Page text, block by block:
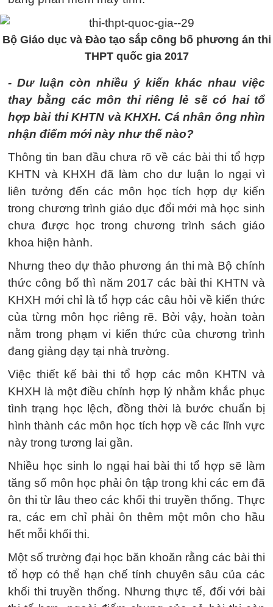
Bộ Giáo dục và Đào tạo sắp công bố phương án thi
THPT quốc gia 2017
- Dư luận còn nhiều ý kiến khác nhau việc
thay bằng các môn thi riêng lẻ sẽ có hai tổ
hợp bài thi KHTN và KHXH. Cá nhân ông nhìn
nhận điểm mới này như thế nào?
Thông tin ban đầu chưa rõ về các bài thi tổ hợp
KHTN và KHXH đã làm cho dư luận lo ngại vì
liên tưởng đến các môn học tích hợp dự kiến
trong chương trình giáo dục đổi mới mà học sinh
chưa được học trong chương trình sách giáo
khoa hiện hành.
Nhưng theo dự thảo phương án thi mà Bộ chính
thức công bố thì năm 2017 các bài thi KHTN và
KHXH mới chỉ là tổ hợp các câu hỏi về kiến thức
của từng môn học riêng rẽ. Bởi vậy, hoàn toàn
nằm trong phạm vi kiến thức của chương trình
đang giảng dạy tại nhà trường.
Việc thiết kế bài thi tổ hợp các môn KHTN và
KHXH là một điều chỉnh hợp lý nhằm khắc phục
tình trạng học lệch, đồng thời là bước chuẩn bị
hình thành các môn học tích hợp về các lĩnh vực
này trong tương lai gần.
Nhiều học sinh lo ngại hai bài thi tổ hợp sẽ làm
tăng số môn học phải ôn tập trong khi các em đã
ôn thi từ lâu theo các khối thi truyền thống. Thực
ra, các em chỉ phải ôn thêm một môn cho hầu
hết mỗi khối thi.
Một số trường đại học băn khoăn rằng các bài thi
tổ hợp có thể hạn chế tính chuyên sâu của các
khối thi truyền thống. Nhưng thực tế, đối với bài